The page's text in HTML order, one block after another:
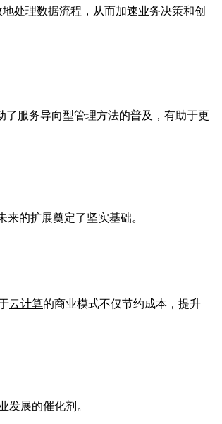
处理数据流程，从而加速业务决策和创
服务导向型管理方法的普及，有助于更
的扩展奠定了坚实基础。
云计算的商业模式不仅节约成本，提升
发展的催化剂。